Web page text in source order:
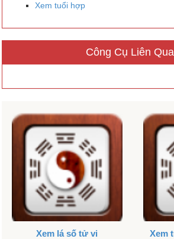
Xem tuổi hợp
Công Cụ Liên
Xem lá số tử vi
Xem